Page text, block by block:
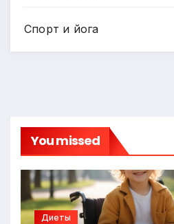
Спорт и йога
You missed
Диеты